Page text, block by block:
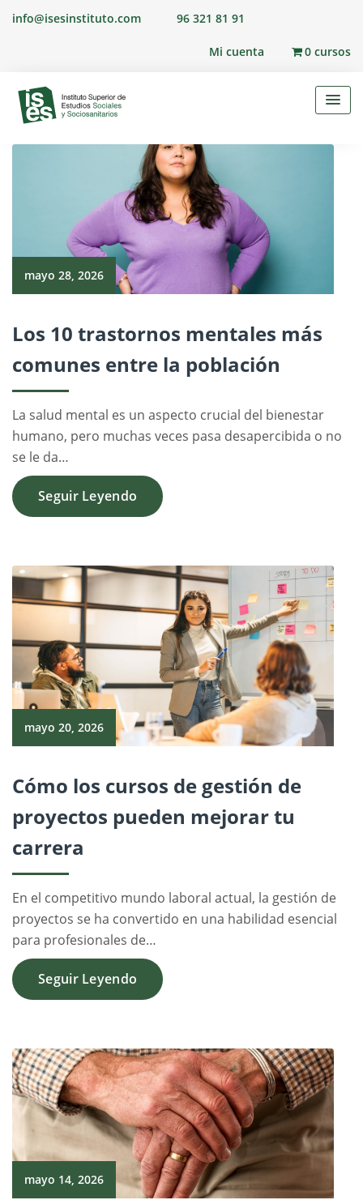
Skipinfo@isesinstituto.com 96 321 81 91
Mi cuenta 0 cursos
mayo 28, 2026
Los 10 trastornos mentales más
comunes entre la población
La salud mental es un aspecto crucial del bienestar
humano, pero muchas veces pasa desapercibida o no
se le da…
Seguir Leyendo
mayo 20, 2026
Cómo los cursos de gestión de
proyectos pueden mejorar tu
carrera
En el competitivo mundo laboral actual, la gestión de
proyectos se ha convertido en una habilidad esencial
para profesionales de…
Seguir Leyendo
mayo 14, 2026